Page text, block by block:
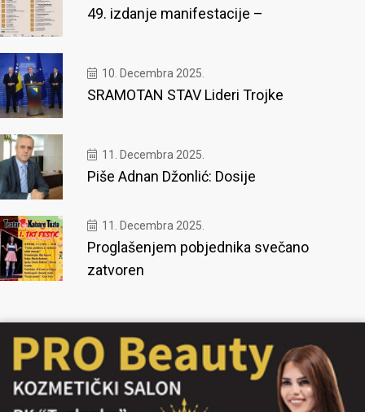
49. izdanje manifestacije –
10. Decembra 2025.
SRAMOTAN STAV Lideri Trojke
11. Decembra 2025.
Piše Adnan Džonlić: Dosije
11. Decembra 2025.
Proglašenjem pobjednika svečano
zatvoren